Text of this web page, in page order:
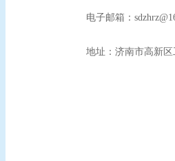
电子邮箱：
地址：济南市高新